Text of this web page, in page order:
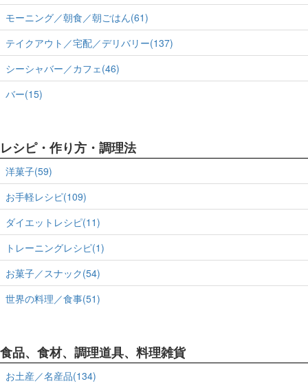
モーニング／朝食／朝ごはん(61)
テイクアウト／宅配／デリバリー(137)
シーシャバー／カフェ(46)
バー(15)
レシピ・作り方・調理法
洋菓子(59)
お手軽レシピ(109)
ダイエットレシピ(11)
トレーニングレシピ(1)
お菓子／スナック(54)
世界の料理／食事(51)
食品、食材、調理道具、料理雑貨
お土産／名産品(134)